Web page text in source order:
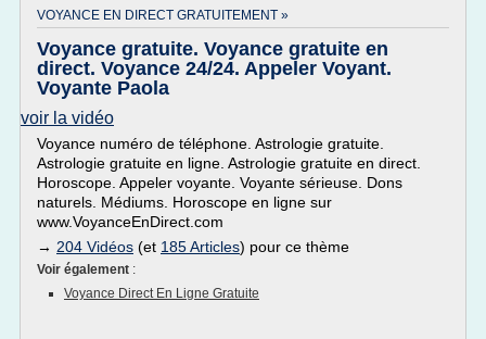
VOYANCE EN DIRECT GRATUITEMENT »
Voyance gratuite. Voyance gratuite en
direct. Voyance 24/24. Appeler Voyant.
Voyante Paola
voir la vidéo
Voyance numéro de téléphone. Astrologie gratuite.
Astrologie gratuite en ligne. Astrologie gratuite en direct.
Horoscope. Appeler voyante. Voyante sérieuse. Dons
naturels. Médiums. Horoscope en ligne sur
www.VoyanceEnDirect.com
→ 204 Vidéos (et 185 Articles) pour ce thème
Voir également :
Voyance Direct En Ligne Gratuite